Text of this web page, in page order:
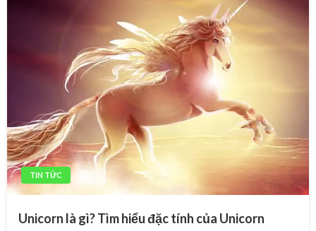
TIN TỨC
Unicorn là gì? Tìm hiểu đặc tính của Unicorn